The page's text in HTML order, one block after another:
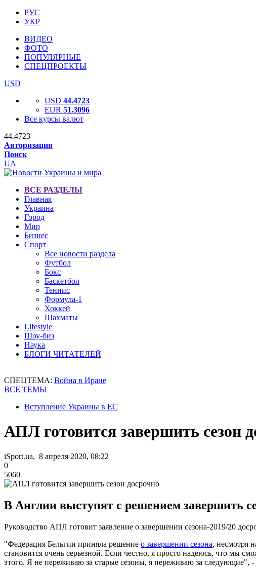
РУС
УКР
ВИДЕО
ФОТО
ПОПУЛЯРНЫЕ
СПЕЦПРОЕКТЫ
USD
USD 44.4723
EUR 51.3096
Все курсы валют
44.4723
Авторизация
Поиск
UA
ВСЕ РАЗДЕЛЫ
Главная
Украина
Город
Мир
Бизнес
Спорт
Все новости раздела
Футбол
Бокс
Баскетбол
Теннис
Формула-1
Хоккей
Шахматы
Lifestyle
Шоу-биз
Наука
БЛОГИ ЧИТАТЕЛЕЙ
СПЕЦТЕМА: Война в Иране
ВСЕ ТЕМЫ
Вступление Украины в ЕС
АПЛ готовится завершить сезон
iSport.ua, 8 апреля 2020, 08:22
0
5060
В Англии выступят с решением завершить
Руководство АПЛ готовит заявление о завершении сезона-2019/20
"Федерация Бельгии приняла решение о завершении сезона, несмотря
становится очень серьезной. Если честно, я просто надеюсь, что мы
этого. Я не переживаю за старые сезоны, я переживаю за следующие",